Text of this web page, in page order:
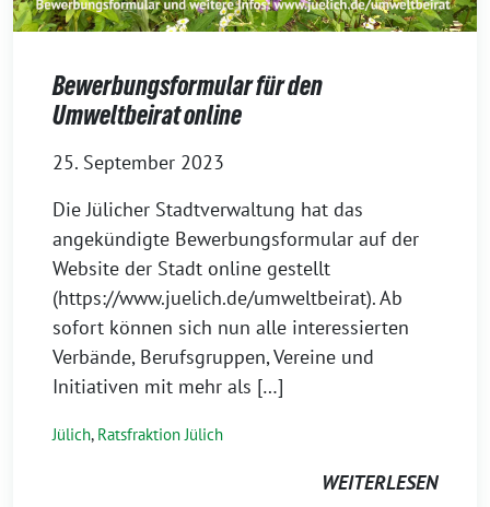
Bewerbungsformular für den
Umweltbeirat online
25. September 2023
Die Jülicher Stadtverwaltung hat das
angekündigte Bewerbungsformular auf der
Website der Stadt online gestellt
(https://www.juelich.de/umweltbeirat). Ab
sofort können sich nun alle interessierten
Verbände, Berufsgruppen, Vereine und
Initiativen mit mehr als […]
Jülich, Ratsfraktion Jülich
WEITERLESEN